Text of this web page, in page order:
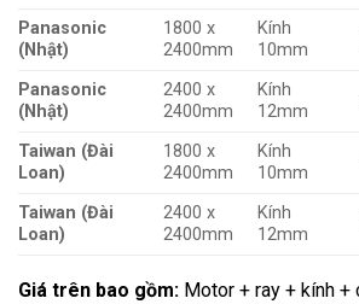
Panasonic
(Nhật)
1800 x
2400mm
Kính
10mm
Panasonic
(Nhật)
2400 x
2400mm
Kính
12mm
Taiwan (Đài
Loan)
1800 x
2400mm
Kính
10mm
Taiwan (Đài
Loan)
2400 x
2400mm
Kính
12mm
Giá trên bao gồm: Motor + ray + kính +